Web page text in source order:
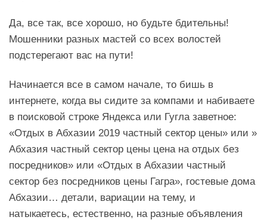
Да, все так, все хорошо, но будьте бдительны!
Мошенники разных мастей со всех волостей
подстерегают вас на пути!
Начинается все в самом начале, то бишь в
интернете, когда вы сидите за компами и набиваете
в поисковой строке Яндекса или Гугла заветное:
«Отдых в Абхазии 2019 частный сектор цены» или »
Абхазия частный сектор цены цена на отдых без
посредников» или «Отдых в Абхазии частный
сектор без посредников цены Гагра», гостевые дома
Абхазии… детали, вариации на тему, и
натыкаетесь, естественно, на разные объявления